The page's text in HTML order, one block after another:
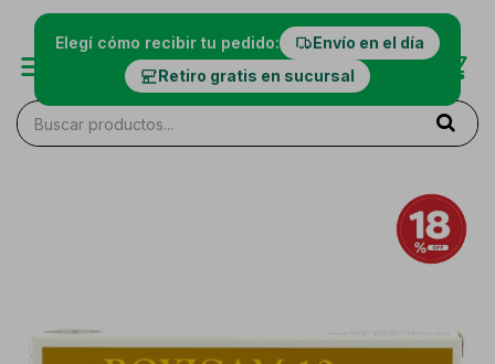
Elegí cómo recibir tu pedido:
Envío en el día
Retiro gratis en sucursal